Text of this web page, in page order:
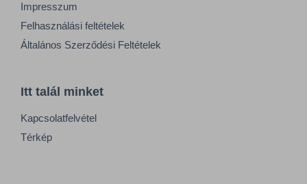
Impresszum
Felhasználási feltételek
Általános Szerződési Feltételek
Itt talál minket
Kapcsolatfelvétel
Térkép